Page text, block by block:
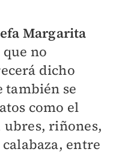
Margarita
no
dicho
se
como el
ubres, riñones,
entre